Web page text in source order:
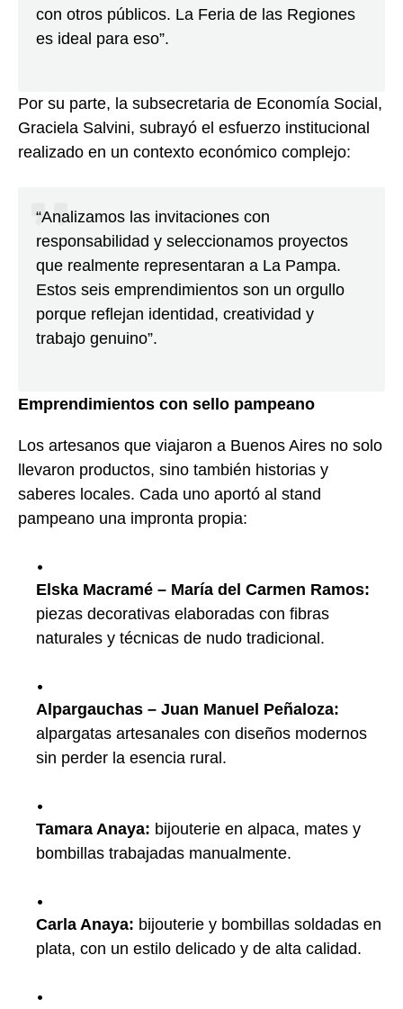
con otros públicos. La Feria de las Regiones
es ideal para eso”.
Por su parte, la subsecretaria de Economía Social,
Graciela Salvini, subrayó el esfuerzo institucional
realizado en un contexto económico complejo:
“Analizamos las invitaciones con
responsabilidad y seleccionamos proyectos
que realmente representaran a La Pampa.
Estos seis emprendimientos son un orgullo
porque reflejan identidad, creatividad y
trabajo genuino”.
Emprendimientos con sello pampeano
Los artesanos que viajaron a Buenos Aires no solo
llevaron productos, sino también historias y
saberes locales. Cada uno aportó al stand
pampeano una impronta propia:
Elska Macramé – María del Carmen Ramos:
piezas decorativas elaboradas con fibras
naturales y técnicas de nudo tradicional.
Alpargauchas – Juan Manuel Peñaloza:
alpargatas artesanales con diseños modernos
sin perder la esencia rural.
Tamara Anaya: bijouterie en alpaca, mates y
bombillas trabajadas manualmente.
Carla Anaya: bijouterie y bombillas soldadas en
plata, con un estilo delicado y de alta calidad.